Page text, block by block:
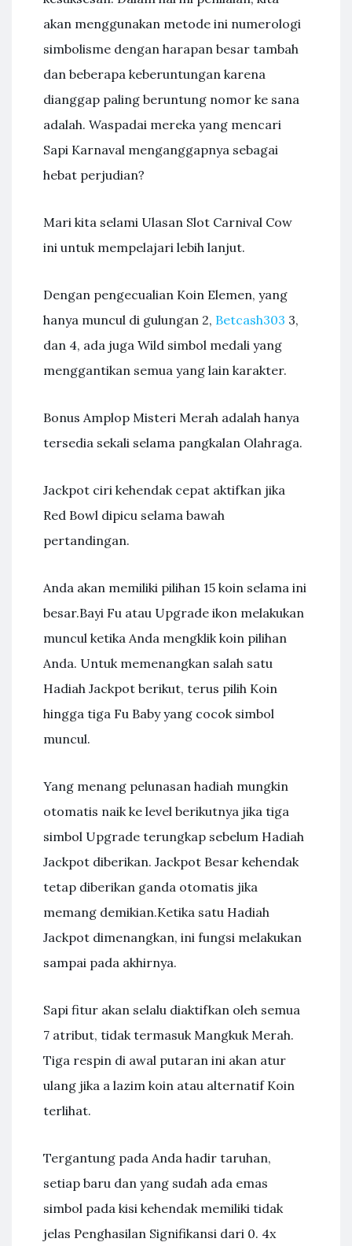
akan menggunakan metode ini numerologi
simbolisme dengan harapan besar tambah
dan beberapa keberuntungan karena
dianggap paling beruntung nomor ke sana
adalah. Waspadai mereka yang mencari
Sapi Karnaval menganggapnya sebagai
hebat perjudian?
Mari kita selami Ulasan Slot Carnival Cow
ini untuk mempelajari lebih lanjut.
Dengan pengecualian Koin Elemen, yang
hanya muncul di gulungan 2, Betcash303 3,
dan 4, ada juga Wild simbol medali yang
menggantikan semua yang lain karakter.
Bonus Amplop Misteri Merah adalah hanya
tersedia sekali selama pangkalan Olahraga.
Jackpot ciri kehendak cepat aktifkan jika
Red Bowl dipicu selama bawah
pertandingan.
Anda akan memiliki pilihan 15 koin selama ini
besar.Bayi Fu atau Upgrade ikon melakukan
muncul ketika Anda mengklik koin pilihan
Anda. Untuk memenangkan salah satu
Hadiah Jackpot berikut, terus pilih Koin
hingga tiga Fu Baby yang cocok simbol
muncul.
Yang menang pelunasan hadiah mungkin
otomatis naik ke level berikutnya jika tiga
simbol Upgrade terungkap sebelum Hadiah
Jackpot diberikan. Jackpot Besar kehendak
tetap diberikan ganda otomatis jika
memang demikian.Ketika satu Hadiah
Jackpot dimenangkan, ini fungsi melakukan
sampai pada akhirnya.
Sapi fitur akan selalu diaktifkan oleh semua
7 atribut, tidak termasuk Mangkuk Merah.
Tiga respin di awal putaran ini akan atur
ulang jika a lazim koin atau alternatif Koin
terlihat.
Tergantung pada Anda hadir taruhan,
setiap baru dan yang sudah ada emas
simbol pada kisi kehendak memiliki tidak
jelas Penghasilan Signifikansi dari 0. 4x